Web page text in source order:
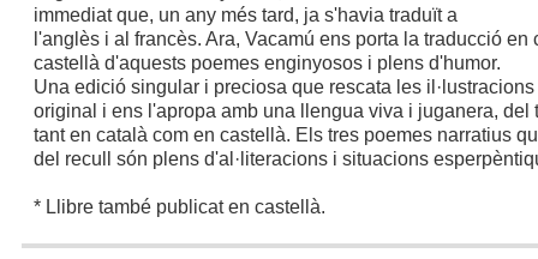
immediat que, un any més tard, ja s'havia traduït a
l'anglès i al francès. Ara, Vacamú ens porta la traducció en
castellà d'aquests poemes enginyosos i plens d'humor.
Una edició singular i preciosa que rescata les
original i ens l'apropa amb una llengua viva i juganera, del
tant en català com en castellà. Els tres poemes narratius
del recull són plens d'al·literacions i situacions
* Llibre també publicat en castellà.